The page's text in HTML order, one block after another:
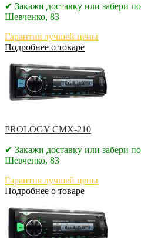
✔ Закажи доставку или забери
Шевченко, 83
Гарантия лучшей цены
Подробнее о товаре
PROLOGY CMX-210
✔ Закажи доставку или забери
Шевченко, 83
Гарантия лучшей цены
Подробнее о товаре